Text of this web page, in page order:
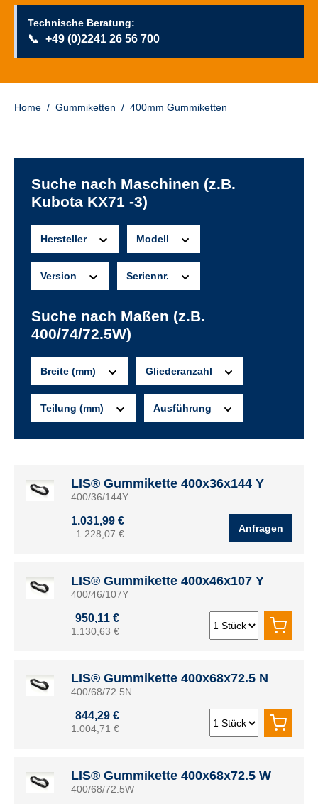
Technische Beratung:
📞 +49 (0)2241 26 56 700
Home / Gummiketten / 400mm Gummiketten
Suche nach Maschinen (z.B.
Kubota KX71 -3)
Hersteller Modell
Version Seriennr.
Suche nach Maßen (z.B.
400/74/72.5W)
Breite (mm) Gliederanzahl
Teilung (mm) Ausführung
LIS® Gummikette 400x36x144 Y
400/36/144Y
1.031,99 €
1.228,07 € Anfragen
LIS® Gummikette 400x46x107 Y
400/46/107Y
950,11 €
1.130,63 €
LIS® Gummikette 400x68x72.5 N
400/68/72.5N
844,29 €
1.004,71 €
LIS® Gummikette 400x68x72.5 W
400/68/72.5W